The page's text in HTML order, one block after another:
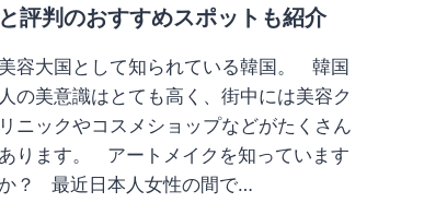
い!?
国
ス
タ
イ
ル
の
と評判のおすすめスポットも紹介
美容大国として知られている韓国。 韓国
人の美意識はとても高く、街中には美容ク
リニックやコスメショップなどがたくさん
あります。 アートメイクを知っています
か？ 最近日本人女性の間で…